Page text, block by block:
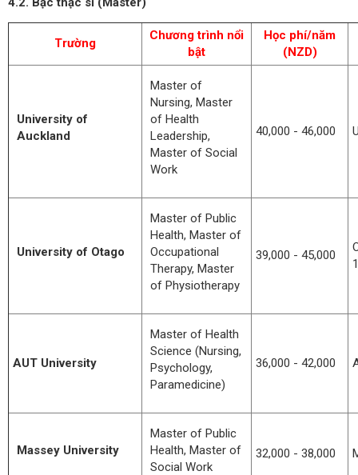
Trường
Chương trình nổi
bật
Học phí/năm
(NZD)
University of
Auckland
Master of
Nursing, Master
of Health
Leadership,
Master of Social
Work
40,000 - 46,000
University of Otago
Master of Public
Health, Master of
Occupational
Therapy, Master
of Physiotherapy
39,000 - 45,000
AUT University
Master of Health
Science (Nursing,
Psychology,
Paramedicine)
36,000 - 42,000
Massey University
Master of Public
Health, Master of
Social Work
32,000 - 38,000